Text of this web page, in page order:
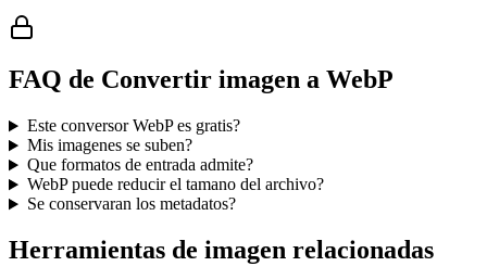
FAQ de Convertir imagen a WebP
Este conversor WebP es gratis?
Mis imagenes se suben?
Que formatos de entrada admite?
WebP puede reducir el tamano del archivo?
Se conservaran los metadatos?
Herramientas de imagen relacionadas